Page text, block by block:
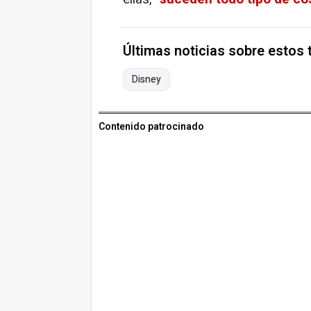
Últimas noticias sobre estos
Disney
Contenido patrocinado